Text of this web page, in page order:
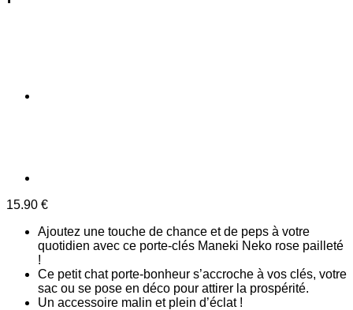
15.90 €
Ajoutez une touche de chance et de peps à votre
quotidien avec ce porte-clés Maneki Neko rose pailleté
!
Ce petit chat porte-bonheur s’accroche à vos clés, votre
sac ou se pose en déco pour attirer la prospérité.
Un accessoire malin et plein d’éclat !